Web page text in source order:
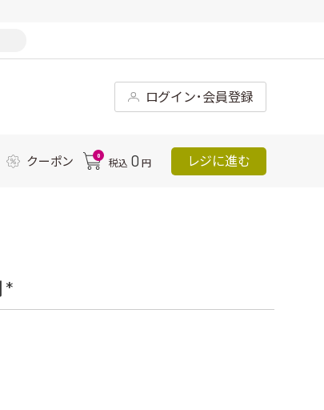
ログイン･会員登録
クーポン 0
税込 0 円 レジに進む
*